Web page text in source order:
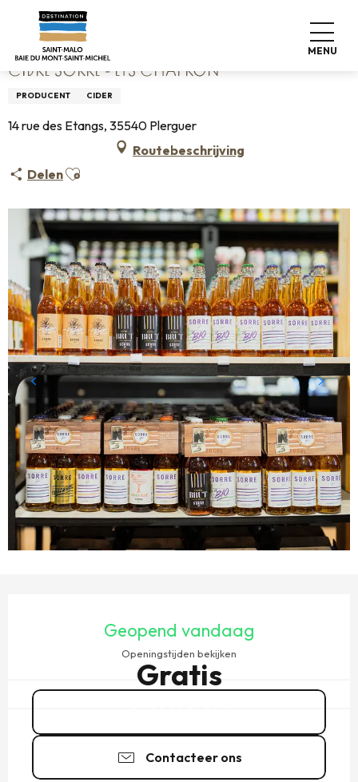
contenu
principal
MENU
Home Cidre Sorre - Ets Chapron
CIDRE SORRE - ETS CHAPRON
PRODUCENT CIDER
14 rue des Etangs, 35540 Plerguer
Routebeschrijving
DelenAjouter aux favoris
Geopend vandaag
Openingstijden bekijken
Gratis
Contacteer ons